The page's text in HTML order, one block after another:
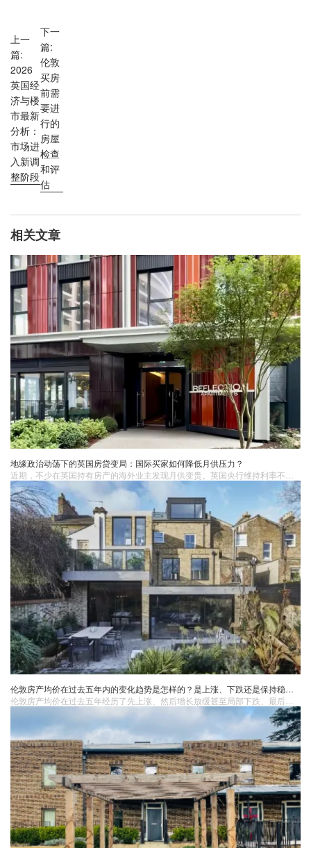
上一
篇:
2026
英国经
济与楼
市最新
分析：
市场进
入新调
整阶段
下一
篇:
伦敦
买房
前需
要进
行的
房屋
检查
和评
估
相关文章
地缘政治动荡下的英国房贷变局：国际买家如何降低月供压力？
伦敦房产均价在过去五年内的变化趋势是怎样的？是上涨、下跌还是保持稳定？